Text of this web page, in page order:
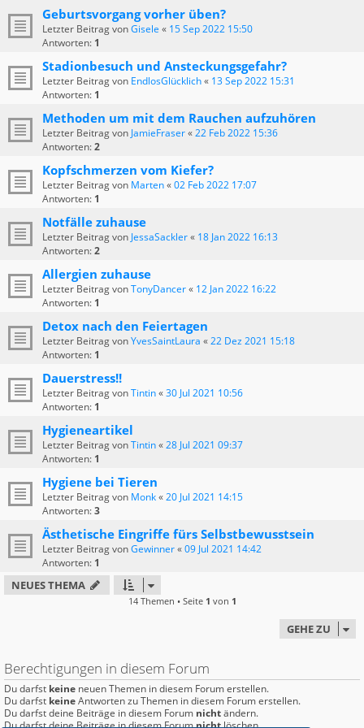
Geburtsvorgang vorher üben?
Letzter Beitrag vonGisele « 15 Sep 2022 15:50
Antworten: 1
Stadionbesuch und Ansteckungsgefahr?
Letzter Beitrag von EndlosGlücklich« 13 Sep 2022 15:31
Antworten: 1
Methoden um mit dem Rauchen aufzuhören
Letzter Beitrag von JamieFraser«22 Feb 2022 15:36
Antworten:2
Kopfschmerzen vom Kiefer?
Letzter Beitrag von Marten«02 Feb 2022 17:07
Antworten: 1
Notfälle zuhause
Letzter Beitrag von JessaSackler« 18 Jan 2022 16:13
Antworten:2
Allergien zuhause
Letzter Beitrag vonTonyDancer« 12 Jan 2022 16:22
Antworten: 1
Detox nach den Feiertagen
Letzter Beitrag vonYvesSaintLaura «22 Dez 2021 15:18
Antworten: 1
Dauerstress!!
Letzter Beitrag vonTintin«30 Jul 2021 10:56
Antworten: 1
Hygieneartikel
Letzter Beitrag vonTintin«28 Jul 2021 09:37
Antworten: 1
Hygiene bei Tieren
Letzter Beitrag von Monk«20 Jul 2021 14:15
Antworten:3
Ästhetische Eingriffe fürs Selbstbewusstsein
Letzter Beitrag vonGewinner«09 Jul 2021 14:42
Antworten: 1
NEUES THEMA
14 Themen • Seite 1 von 1
GEHE ZU
Berechtigungen in diesem Forum
Du darfst keine neuen Themen in diesem Forum erstellen.
Du darfst keineAntworten zu Themen in diesem Forum erstellen.
Du darfst deine Beiträge in diesem Forum nichtändern.